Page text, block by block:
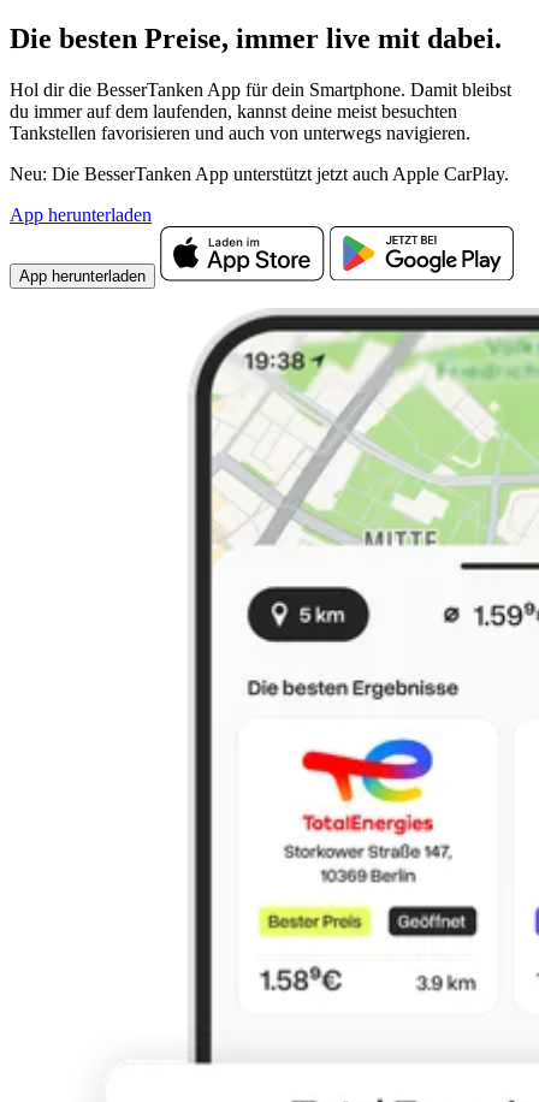
Die besten Preise, immer live mit dabei.
Hol dir die BesserTanken App für dein Smartphone. Damit bleibst
du immer auf dem laufenden, kannst deine meist besuchten
Tankstellen favorisieren und auch von unterwegs navigieren.
Neu: Die BesserTanken App unterstützt jetzt auch Apple CarPlay.
App herunterladen
App herunterladen